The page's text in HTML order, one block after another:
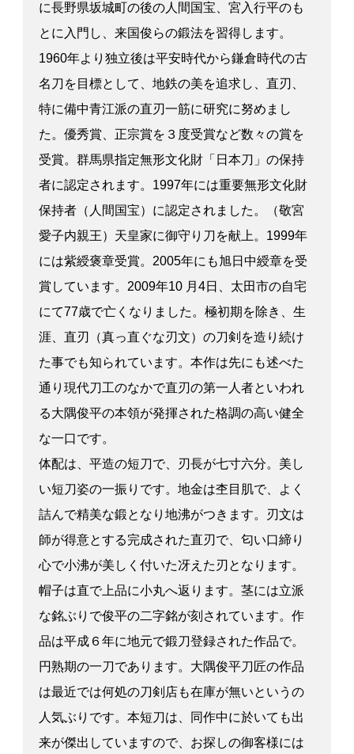
に長野県坂城町の後の人間国宝、宮入行平のも
とに入門し、来国俊らの鍛法を習得します。
1960年より独立後は平安時代から鎌倉時代の古
名刀を目標として、地鉄の美を追求し、直刃、
特に備中青江派の直刃一筋に研究に努めまし
た。優秀賞、正宗賞を３度受賞など数々の賞を
受賞。群馬県指定無形文化財「日本刀」の保持
者に認定されます。1997年には重要無形文化財
保持者（人間国宝）に認定されました。（敬宮
愛子内親王）天皇家に御守り刀を献上。1999年
には紫綬褒章受賞。2005年にも旭日中綬章を受
賞しています。2009年10 月4日、太田市の自宅
にて77歳で亡くなりました。極初期を除き、生
涯、直刃（真っ直ぐな刃文）の刀剣を造り続け
た事でも知られています。本作は先にも述べた
通り現代刀工のなかで直刃の第一人者といわれ
る大隅俊平の本領が発揮された格調の高い健全
な一口です。
体配は、平造の短刀で、刃長が七寸六分。美し
い短刀姿の一振りです。地金は杢目肌で、よく
詰んで精美な鍛となり地沸がつきます。刃文は
師が得意とする完成された直刃で、匂い口締り
心で小沸が美しく付いた冴えた刃となります。
帽子は直で上品に小丸へ返ります。茎には立派
な銘ぶりで俊平の二字銘が刻されています。作
品は平成６年に地元で鍛刀登録された作品で。
円熟期の一刀であります。大隅俊平刀匠の作品
は最近では何処の刀剣店も在庫が無いというの
人気ぶりです。本短刀は、同作中に於いても出
来が傑出していますので、お探しの御客様には